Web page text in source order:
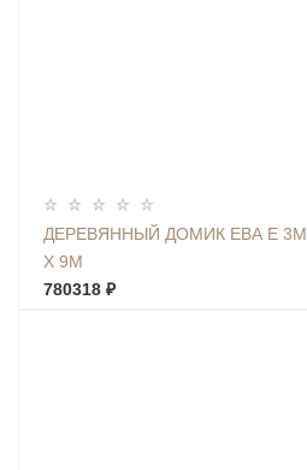
ДЕРЕВЯННЫЙ ДОМИК ЕВА Е 3М
Х 9М
780318 ₽